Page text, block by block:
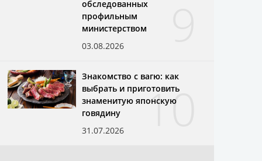
обследованных
профильным
министерством
03.08.2026
10
Знакомство с вагю: как
выбрать и приготовить
знаменитую японскую
говядину
31.07.2026